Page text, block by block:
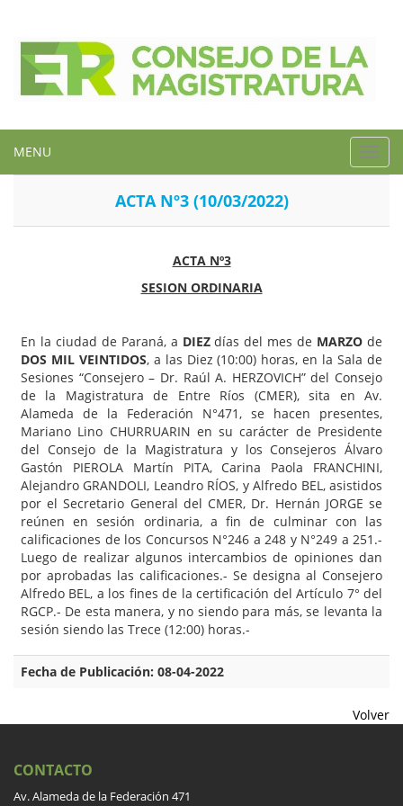
MENU
ACTA Nº3 (10/03/2022)
ACTA Nº3
SESION ORDINARIA
En la ciudad de Paraná, a DIEZdías del mes de MARZO de
DOS MIL VEINTIDOS, a las Diez (10:00) horas, en la Sala de
Sesiones “Consejero – Dr. Raúl A. HERZOVICH” del Consejo
de la Magistratura de Entre Ríos (CMER), sita en Av.
Alameda de la Federación N°471, se hacen presentes,
Mariano Lino CHURRUARIN en su carácter de Presidente
del Consejo de la Magistratura y los Consejeros Álvaro
Gastón PIEROLA Martín PITA, Carina Paola FRANCHINI,
Alejandro GRANDOLI, Leandro RÍOS, y Alfredo BEL, asistidos
por el Secretario General del CMER, Dr. Hernán JORGE se
reúnen en sesión ordinaria, a fin de culminar con las
calificaciones de los Concursos N°246 a 248 y N°249 a 251.-
Luego de realizar algunos intercambios de opiniones dan
por aprobadas las calificaciones.- Se designa al Consejero
Alfredo BEL, a los fines de la certificación del Artículo 7° del
RGCP.- De esta manera, y no siendo para más, se levanta la
sesión siendo las Trece (12:00) horas.-
Fecha de Publicación: 08-04-2022
Volver
CONTACTO
Av. Alameda de la Federación 471